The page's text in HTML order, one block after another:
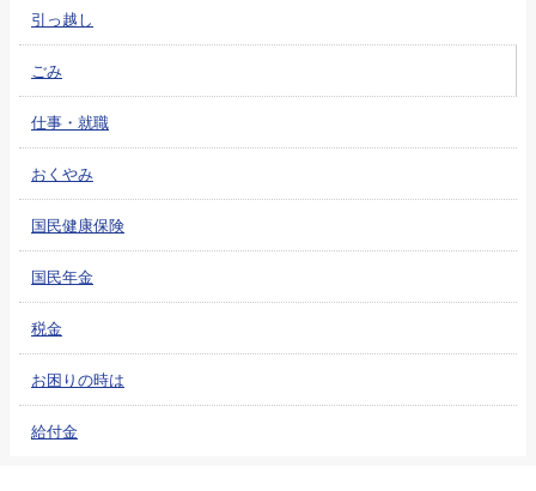
引っ越し
ごみ
仕事・就職
おくやみ
国民健康保険
国民年金
税金
お困りの時は
給付金